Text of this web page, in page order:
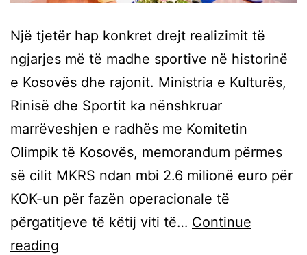
Një tjetër hap konkret drejt realizimit të
ngjarjes më të madhe sportive në historinë
e Kosovës dhe rajonit. Ministria e Kulturës,
Rinisë dhe Sportit ka nënshkruar
marrëveshjen e radhës me Komitetin
Olimpik të Kosovës, memorandum përmes
së cilit MKRS ndan mbi 2.6 milionë euro për
KOK-un për fazën operacionale të
përgatitjeve të këtij viti të… Continue
reading